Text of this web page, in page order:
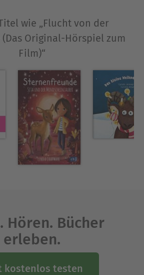
wie „Flucht von der
Original-Hörspiel zum
Film)“
Hören. Bücher
erleben.
kostenlos testen